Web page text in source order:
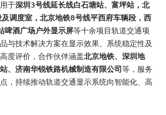
于深圳3号线延长线白石塘站、富坪站，北
调度室，北京地铁8号线平西府车辆段，西
啤酒广场户外显示屏等十余项目轨道交通项
与技术解决方案在显示效果、系统稳定性及
度评价，合作伙伴涵盖北京地铁、深圳地
、济南华锐铁路机械制造有限公司等，服务
，持续推动轨道交通显示系统向智能化、高